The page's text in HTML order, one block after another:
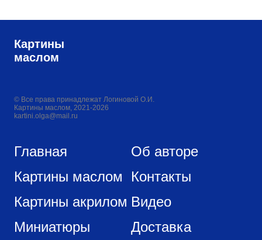
Картины
маслом
© Все права принадлежат Логиновой О.И.
Картины маслом, 2021-2026
kartini.olga@mail.ru
Главная
Картины маслом
Картины акрилом
Миниатюры
Об авторе
Контакты
Видео
Доставка